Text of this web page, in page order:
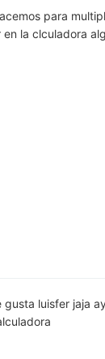
para
en la clculadora
gusta luisfer jaja